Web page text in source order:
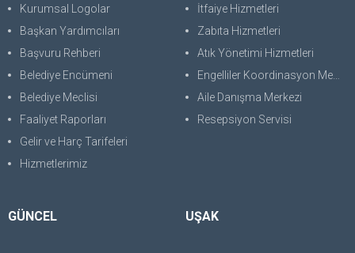
Kurumsal Logolar
Başkan Yardımcıları
Başvuru Rehberi
Belediye Encümeni
Belediye Meclisi
Faaliyet Raporları
Gelir ve Harç Tarifeleri
Hizmetlerimiz
İtfaiye Hizmetleri
Zabıta Hizmetleri
Atık Yönetimi Hizmetleri
Engelliler Koordinasyon Merkezi
Aile Danışma Merkezi
Resepsiyon Servisi
GÜNCEL UŞAK